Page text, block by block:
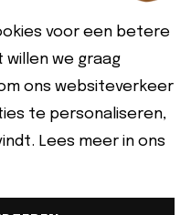
voor een betere
willen we graag
ons websiteverkeer
te personaliseren,
Lees meer in ons